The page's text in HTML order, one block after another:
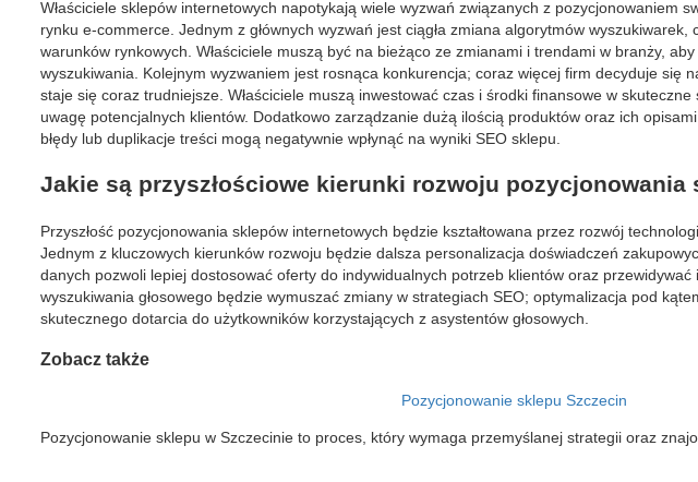
Właściciele sklepów internetowych napotykają wiele wyzwań związanych z pozycjonowaniem
rynku e-commerce. Jednym z głównych wyzwań jest ciągła zmiana algorytmów
warunków rynkowych. Właściciele muszą być na bieżąco ze zmianami i trendami w branży,
wyszukiwania. Kolejnym wyzwaniem jest rosnąca konkurencja; coraz więcej firm decyduje się
staje się coraz trudniejsze. Właściciele muszą inwestować czas i środki finansowe w
uwagę potencjalnych klientów. Dodatkowo zarządzanie dużą ilością produktów oraz ich
błędy lub duplikacje treści mogą negatywnie wpłynąć na wyniki SEO sklepu.
Jakie są przyszłościowe kierunki rozwoju pozycjonowania
Przyszłość pozycjonowania sklepów internetowych będzie kształtowana przez rozwój
Jednym z kluczowych kierunków rozwoju będzie dalsza personalizacja doświadczeń
danych pozwoli lepiej dostosować oferty do indywidualnych potrzeb klientów oraz
wyszukiwania głosowego będzie wymuszać zmiany w strategiach SEO; optymalizacja pod
skutecznego dotarcia do użytkowników korzystających z asystentów głosowych.
Zobacz także
Pozycjonowanie sklepu Szczecin
Pozycjonowanie sklepu w Szczecinie to proces, który wymaga przemyślanej strategii oraz